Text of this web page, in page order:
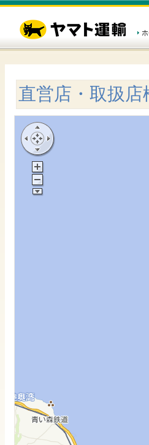
直営店・取扱店